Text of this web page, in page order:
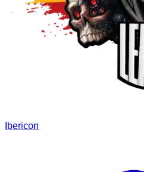
Ibericon